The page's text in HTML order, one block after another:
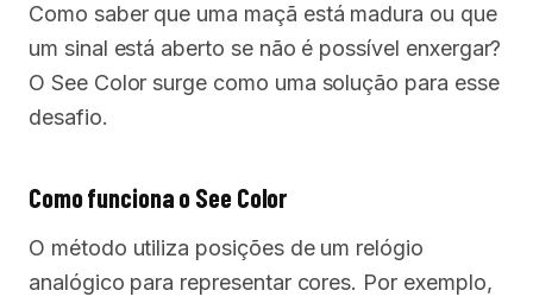
Como saber que uma maçã está madura ou que
um sinal está aberto se não é possível enxergar?
O See Color surge como uma solução para esse
desafio.
Como funciona o See Color
O método utiliza posições de um relógio
analógico para representar cores. Por exemplo,